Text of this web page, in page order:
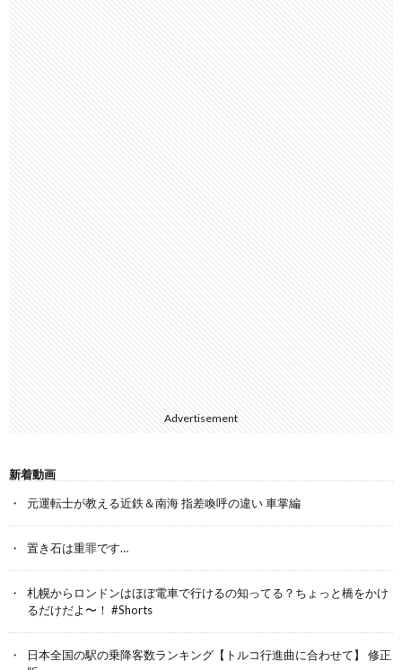
Advertisement
新着動画
元運転士が教える近鉄＆南海 指差喚呼の違い 車掌編
置き石は重罪です…
札幌からロンドンはほぼ電車で行けるの知ってる？ちょっと橋をかけ
るだけだよ〜！ #Shorts
日本全国の駅の乗降客数ランキング【トルコ行進曲に合わせて】 修正